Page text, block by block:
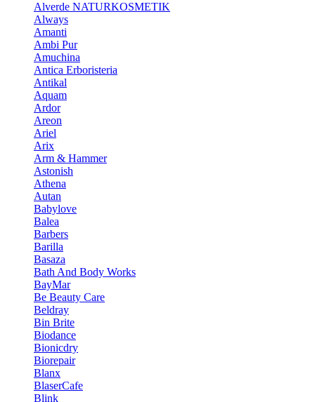
Alverde NATURKOSMETIK
Always
Amanti
Ambi Pur
Amuchina
Antica Erboristeria
Antikal
Aquam
Ardor
Areon
Ariel
Arix
Arm & Hammer
Astonish
Athena
Autan
Babylove
Balea
Barbers
Barilla
Basaza
Bath And Body Works
BayMar
Be Beauty Care
Beldray
Bin Brite
Biodance
Bionicdry
Biorepair
Blanx
BlaserCafe
Blink